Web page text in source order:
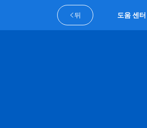
뒤 도움 센터